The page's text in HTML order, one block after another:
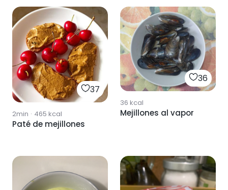
37
2min · 465 kcal
Paté de mejillones
36
36 kcal
Mejillones al vapor